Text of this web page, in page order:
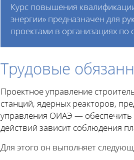
Курс повышения
энергии» предназначен для
проектами в организациях
Трудовые
Проектное управление
станций, ядерных реакторов,
управления ОИАЭ — обеспечить
действий зависит соблюдения
Для этого он выполняет